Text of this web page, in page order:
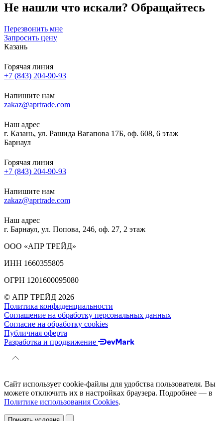
Не нашли что искали? Обращайтесь
Перезвонить мне
Запросить цену
Казань
Горячая линия
+7 (843) 204-90-93
Напишите нам
zakaz@aprtrade.com
Наш адрес
г. Казань, ул. Рашида Вагапова 17Б, оф. 608, 6 этаж
Барнаул
Горячая линия
+7 (843) 204-90-93
Напишите нам
zakaz@aprtrade.com
Наш адрес
г. Барнаул, ул. Попова, 246, оф. 27, 2 этаж
ООО «АПР ТРЕЙД»
ИНН 1660355805
ОГРН 1201600095080
© АПР ТРЕЙД 2026
Политика конфиденциальности
Соглашение на обработку персональных данных
Согласие на обработку cookies
Публичная оферта
Разработка и продвижение
Сайт использует cookie-файлы для удобства пользователя. Вы
можете отключить их в настройках браузера. Подробнее — в
Политике использования Cookies.